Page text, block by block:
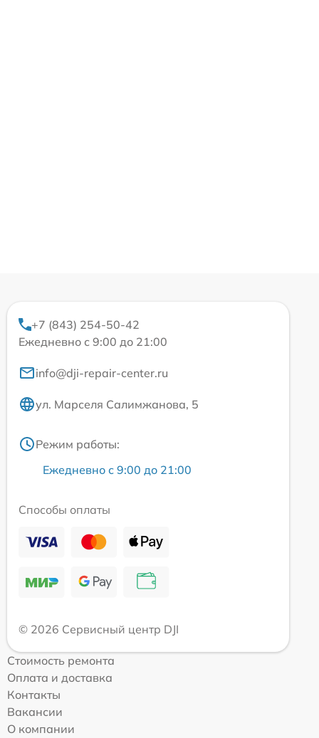
+7 (843) 254-50-42
Ежедневно с 9:00 до 21:00
info@dji-repair-center.ru
ул. Марселя Салимжанова, 5
Режим работы:
Ежедневно с 9:00 до 21:00
Способы оплаты
© 2026 Сервисный центр DJI
Стоимость ремонта
Оплата и доставка
Контакты
Вакансии
О компании